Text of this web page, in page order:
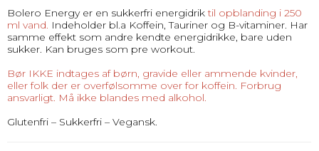
Bolero Energy er en sukkerfri energidriktil opblanding i 250
ml vand. Indeholder bl.a Koffein, Tauriner og B-vitaminer. Har
samme effekt som andre kendte energidrikke, bare uden
sukker. Kan bruges som pre workout.
Bør IKKE indtages af børn, gravide eller ammende kvinder,
eller folk der er overfølsomme over for koffein. Forbrug
ansvarligt. Må ikke blandes med alkohol.
Glutenfri – Sukkerfri – Vegansk.